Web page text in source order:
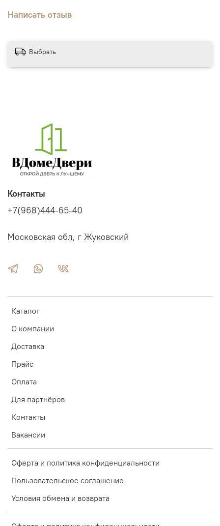
Написать отзыв
Выбрать
Каталог
О компании
Доставка
Прайс
Оплата
Для партнёров
Контакты
Вакансии
Оферта и политика конфиденциальности
Пользовательское соглашение
Условия обмена и возврата
Контакты
+7(968)444-65-40
Московская обл, г Жуковский